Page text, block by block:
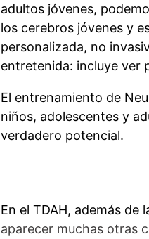
adultos jóvenes,
los cerebros jóvenes y
personalizada, no
entretenida: incluye ver
El entrenamiento de
niños, adolescentes y
verdadero potencial.
En el TDAH, además
aparecer muchas otras